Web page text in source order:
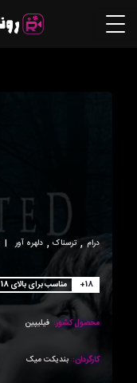
درام , ترسناک , دلهره آور |
+18 مناسب برای بالای 18 سال
محصول کشور: فیلیپین
کارگردان: بندیکت میک